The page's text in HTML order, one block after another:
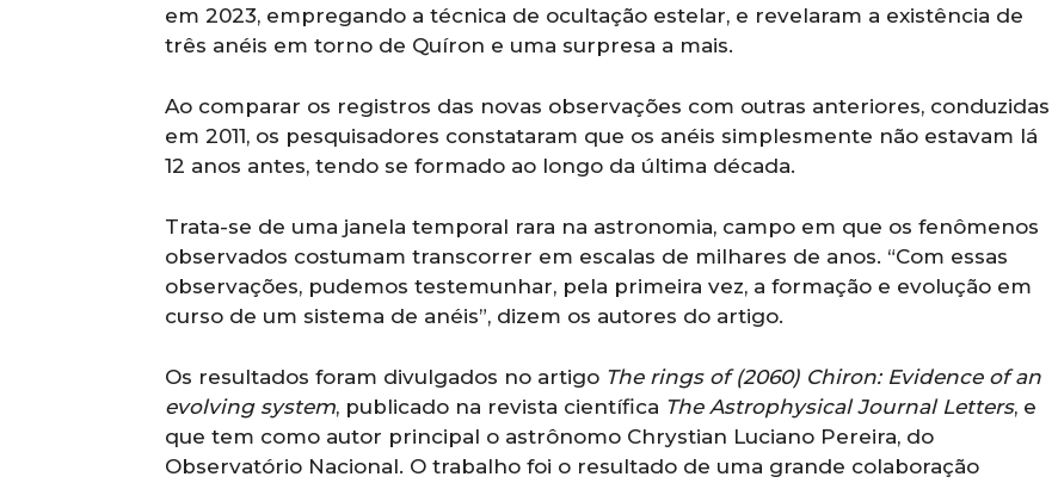
em 2023, empregando a técnica de ocultação estelar, e revelaram a existência de
três anéis em torno de Quíron e uma surpresa a mais.
Ao comparar os registros das novas observações com outras anteriores, conduzidas
em 2011, os pesquisadores constataram que os anéis simplesmente não estavam lá
12 anos antes, tendo se formado ao longo da última década.
Trata-se de uma janela temporal rara na astronomia, campo em que os fenômenos
observados costumam transcorrer em escalas de milhares de anos. “Com essas
observações, pudemos testemunhar, pela primeira vez, a formação e evolução em
curso de um sistema de anéis”, dizem os autores do artigo.
Os resultados foram divulgados no artigo The rings of (2060) Chiron: Evidence of an
evolving system, publicado na revista científica The Astrophysical Journal Letters, e
que tem como autor principal o astrônomo Chrystian Luciano Pereira, do
Observatório Nacional. O trabalho foi o resultado de uma grande colaboração